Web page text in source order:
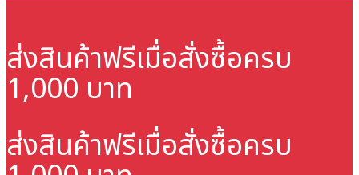
ส่งสินค้าฟรีเมื่อสั่งซื้อครบ
1,000 บาท
ส่งสินค้าฟรีเมื่อสั่งซื้อครบ